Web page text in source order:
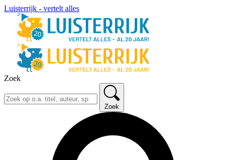
Luisterrijk - vertelt alles
Zoek
Zoek